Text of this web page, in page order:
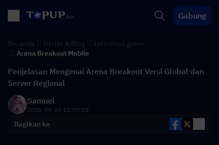
Gabung
Arena Breakout Mobile
Penjelasan Mengenai Arena Breakout Versi Global dan
Server Regional
Samuel
2026-05-26 12:00:30
Bagikan ke